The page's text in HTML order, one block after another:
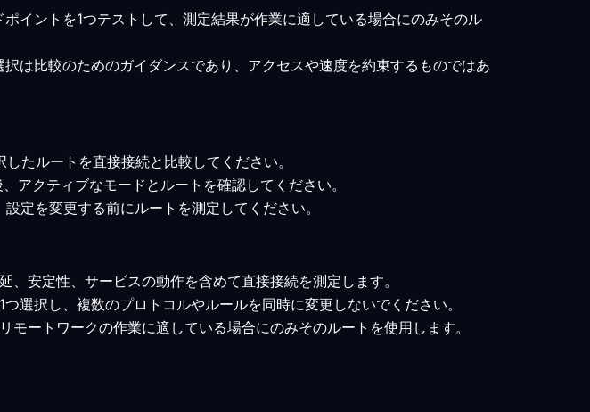
イントを1つテストして、測定結果が作業に適している場合にのみそのル
は比較のためのガイダンスであり、アクセスや速度を約束するものではあ
たルートを直接接続と比較してください。
アクティブなモードとルートを確認してください。
定を変更する前にルートを測定してください。
安定性、サービスの動作を含めて直接接続を測定します。
選択し、複数のプロトコルやルールを同時に変更しないでください。
ートワークの作業に適している場合にのみそのルートを使用します。